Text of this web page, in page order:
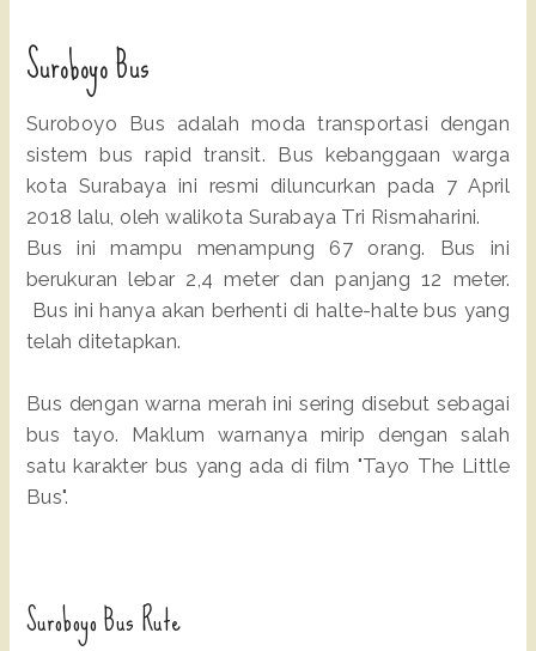
Suroboyo Bus
Suroboyo Bus adalah moda transportasi dengan
sistem bus rapid transit. Bus kebanggaan warga
kota Surabaya ini resmi diluncurkan pada 7 April
2018 lalu, oleh walikota Surabaya Tri Rismaharini.
Bus ini mampu menampung 67 orang. Bus ini
berukuran lebar 2,4 meter dan panjang 12 meter.
Bus ini hanya akan berhenti di halte-halte bus yang
telah ditetapkan.
Bus dengan warna merah ini sering disebut sebagai
bus tayo. Maklum warnanya mirip dengan salah
satu karakter bus yang ada di film "Tayo The Little
Bus".
Suroboyo Bus Rute